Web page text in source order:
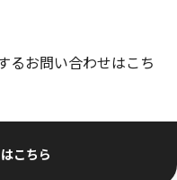
るお問い合わせはこち
こちら